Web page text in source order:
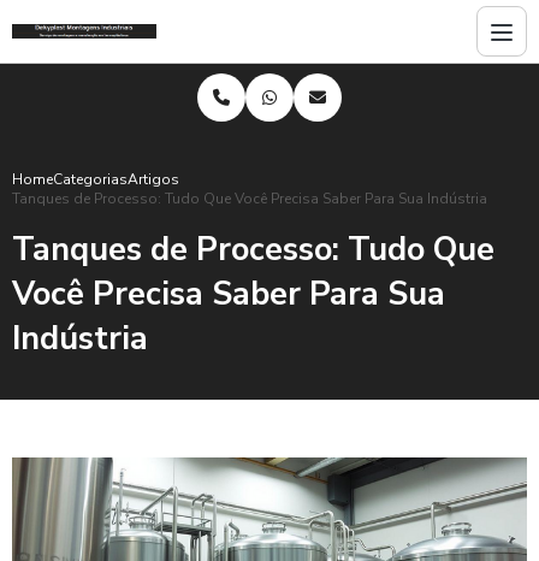
HomeCategoriasArtigos
Tanques de Processo: Tudo Que Você Precisa Saber Para Sua Indústria
Tanques de Processo: Tudo Que
Você Precisa Saber Para Sua
Indústria